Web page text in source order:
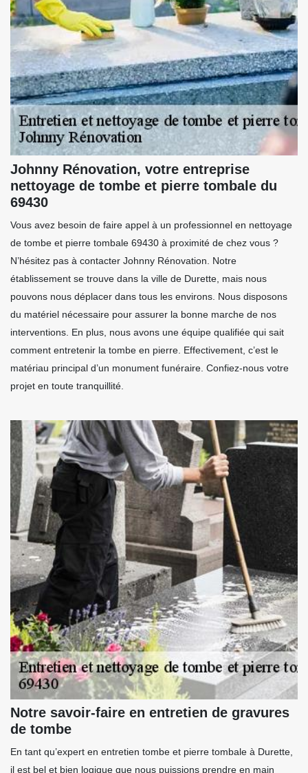
Johnny Rénovation, votre entreprise
nettoyage de tombe et pierre tombale du
69430
Vous avez besoin de faire appel à un professionnel en nettoyage
de tombe et pierre tombale 69430 à proximité de chez vous ?
N’hésitez pas à contacter Johnny Rénovation. Notre
établissement se trouve dans la ville de Durette, mais nous
pouvons nous déplacer dans tous les environs. Nous disposons
du matériel nécessaire pour assurer la bonne marche de nos
interventions. En plus, nous avons une équipe qualifiée qui sait
comment entretenir la tombe en pierre. Effectivement, c’est le
matériau principal d’un monument funéraire. Confiez-nous votre
projet en toute tranquillité.
Notre savoir-faire en entretien de gravures
de tombe
En tant qu’expert en entretien tombe et pierre tombale à Durette,
il est bel et bien logique que nous puissions prendre en main